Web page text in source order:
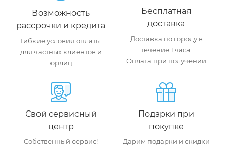
Возможность
рассрочки и кредита
Гибкие условия оплаты
для частных клиентов и
юрлиц
Бесплатная
доставка
Доставка по городу в
течение 1 часа.
Оплата при получении
Свой сервисный
центр
Собственный сервис!
Подарки при
покупке
Дарим подарки и скидки